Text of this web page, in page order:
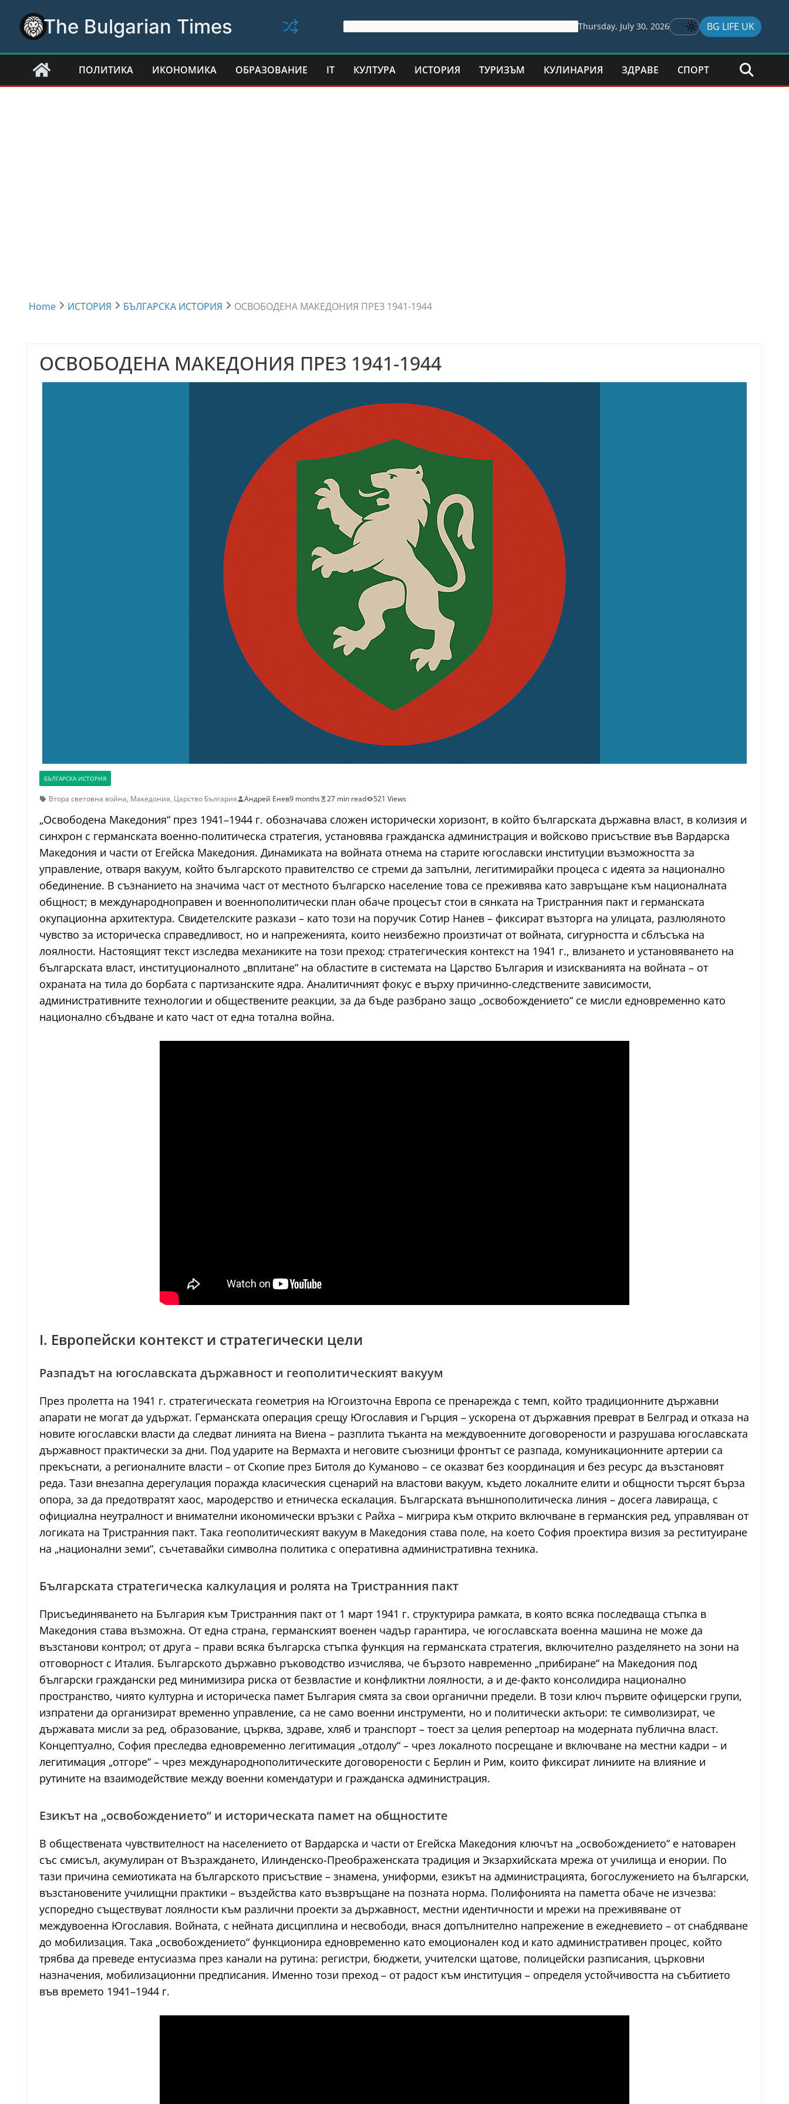
content
The Bulgarian Times Thursday, July 30, 2026 BG LIFE UK
ПОЛИТИКА ИКОНОМИКА ОБРАЗОВАНИЕ IT КУЛТУРА ИСТОРИЯ ТУРИЗЪМ КУЛИНАРИЯ ЗДРАВЕ СПОРТ
Home ИСТОРИЯ БЪЛГАРСКА ИСТОРИЯ ОСВОБОДЕНА МАКЕДОНИЯ ПРЕЗ 1941-1944
ОСВОБОДЕНА МАКЕДОНИЯ ПРЕЗ 1941-1944
БЪЛГАРСКА ИСТОРИЯ
Втора световна война, Македония, Царство България Андрей Енев9 months 27 min read 521 Views
„Освободена Македония“ през 1941–1944 г. обозначава сложен исторически хоризонт, в който българската държавна власт, в колизия и
синхрон с германската военно-политическа стратегия, установява гражданска администрация и войсково присъствие във Вардарска
Македония и части от Егейска Македония. Динамиката на войната отнема на старите югославски институции възможността за
управление, отваря вакуум, който българското правителство се стреми да запълни, легитимирайки процеса с идеята за национално
обединение. В съзнанието на значима част от местното българско население това се преживява като завръщане към националната
общност; в международноправен и военнополитически план обаче процесът стои в сянката на Тристранния пакт и германската
окупационна архитектура. Свидетелските разкази – като този на поручик Сотир Нанев – фиксират възторга на улицата, разлюляното
чувство за историческа справедливост, но и напреженията, които неизбежно произтичат от войната, сигурността и сблъсъка на
лоялности. Настоящият текст изследва механиките на този преход: стратегическия контекст на 1941 г., влизането и установяването на
българската власт, институционалното „вплитане“ на областите в системата на Царство България и изискванията на войната – от
охраната на тила до борбата с партизанските ядра. Аналитичният фокус е върху причинно-следствените зависимости,
административните технологии и обществените реакции, за да бъде разбрано защо „освобождението“ се мисли едновременно като
национално сбъдване и като част от една тотална война.
I. Европейски контекст и стратегически цели
Разпадът на югославската държавност и геополитическият вакуум
През пролетта на 1941 г. стратегическата геометрия на Югоизточна Европа се пренарежда с темп, който традиционните държавни
апарати не могат да удържат. Германската операция срещу Югославия и Гърция – ускорена от държавния преврат в Белград и отказа на
новите югославски власти да следват линията на Виена – разплита тъканта на междувоенните договорености и разрушава югославската
държавност практически за дни. Под ударите на Вермахта и неговите съюзници фронтът се разпада, комуникационните артерии са
прекъснати, а регионалните власти – от Скопие през Битоля до Куманово – се оказват без координация и без ресурс да възстановят
реда. Тази внезапна дерегулация поражда класическия сценарий на властови вакуум, където локалните елити и общности търсят бърза
опора, за да предотвратят хаос, мародерство и етническа ескалация. Българската външнополитическа линия – досега лавираща, с
официална неутралност и внимателни икономически връзки с Райха – мигрира към открито включване в германския ред, управляван от
логиката на Тристранния пакт. Така геополитическият вакуум в Македония става поле, на което София проектира визия за реституиране
на „национални земи“, съчетавайки символна политика с оперативна административна техника.
Българската стратегическа калкулация и ролята на Тристранния пакт
Присъединяването на България към Тристранния пакт от 1 март 1941 г. структурира рамката, в която всяка последваща стъпка в
Македония става възможна. От една страна, германският военен чадър гарантира, че югославската военна машина не може да
възстанови контрол; от друга – прави всяка българска стъпка функция на германската стратегия, включително разделянето на зони на
отговорност с Италия. Българското държавно ръководство изчислява, че бързото навременно „прибиране“ на Македония под
български граждански ред минимизира риска от безвластие и конфликтни лоялности, а и де-факто консолидира национално
пространство, чиято културна и историческа памет България смята за свои органични предели. В този ключ първите офицерски групи,
изпратени да организират временно управление, са не само военни инструменти, но и политически актьори: те символизират, че
държавата мисли за ред, образование, църква, здраве, хляб и транспорт – тоест за целия репертоар на модерната публична власт.
Концептуално, София преследва едновременно легитимация „отдолу“ – чрез локалното посрещане и включване на местни кадри – и
легитимация „отгоре“ – чрез международнополитическите договорености с Берлин и Рим, които фиксират линиите на влияние и
рутините на взаимодействие между военни комендатури и гражданска администрация.
Езикът на „освобождението“ и историческата памет на общностите
В обществената чувствителност на населението от Вардарска и части от Егейска Македония ключът на „освобождението“ е натоварен
със смисъл, акумулиран от Възраждането, Илинденско-Преображенската традиция и Экзархийската мрежа от училища и енории. По
тази причина семиотиката на българското присъствие – знамена, униформи, езикът на администрацията, богослужението на български,
възстановените училищни практики – въздейства като възвръщане на позната норма. Полифонията на паметта обаче не изчезва:
успоредно съществуват лоялности към различни проекти за държавност, местни идентичности и мрежи на преживяване от
междувоенна Югославия. Войната, с нейната дисциплина и несвободи, внася допълнително напрежение в ежедневието – от снабдяване
до мобилизация. Така „освобождението“ функционира едновременно като емоционален код и като административен процес, който
трябва да преведе ентусиазма през канали на рутина: регистри, бюджети, учителски щатове, полицейски разписания, църковни
назначения, мобилизационни предписания. Именно този преход – от радост към институция – определя устойчивостта на събитието
във времето 1941–1944 г.